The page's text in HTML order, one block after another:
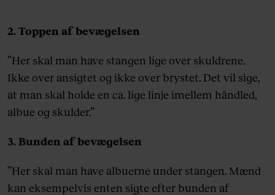
2. Toppen af bevægelsen
”Her skal man have stangen lige over skuldrene.
Ikke over ansigtet og ikke over brystet. Det vil sige,
at man skal holde en ca. lige linje imellem håndled,
albue og skulder.”
3. Bunden af bevægelsen
”Her skal man have albuerne under stangen. Mænd
kan eksempelvis enten sigte efter bunden af